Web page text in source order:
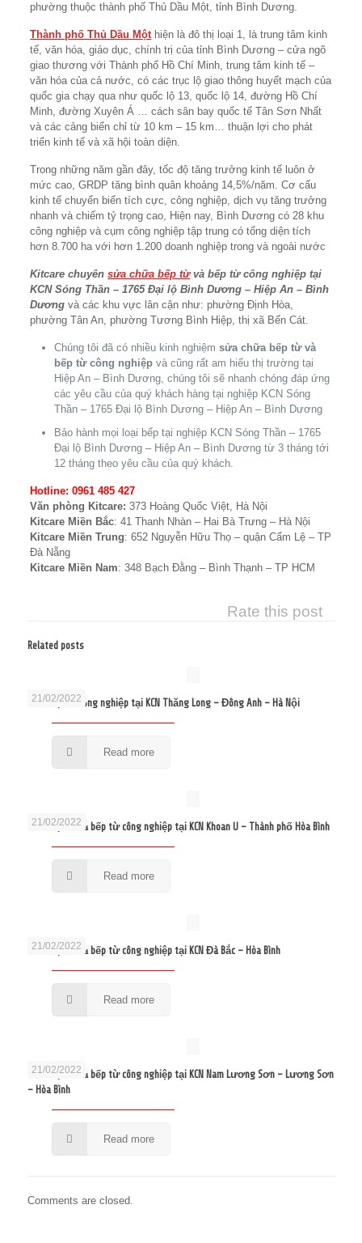
phường thuộc thành phố Thủ Dầu Một, tỉnh Bình Dương.
Thành phố Thủ Dầu Mộthiện là đô thị loại 1, là trung tâm kinh
tế, văn hóa, giáo dục, chính trị của tỉnh Bình Dương – cửa ngõ
giao thương với Thành phố Hồ Chí Minh, trung tâm kinh tế –
văn hóa của cả nước, có các trục lộ giao thông huyết mạch của
quốc gia chạy qua như quốc lộ 13, quốc lộ 14, đường Hồ Chí
Minh, đường Xuyên Á … cách sân bay quốc tế Tân Sơn Nhất
và các cảng biển chỉ từ 10 km – 15 km… thuận lợi cho phát
triển kinh tế và xã hội toàn diện.
Trong những năm gần đây, tốc độ tăng trưởng kinh tế luôn ở
mức cao, GRDP tăng bình quân khoảng 14,5%/năm. Cơ cấu
kinh tế chuyển biến tích cực, công nghiệp, dịch vụ tăng trưởng
nhanh và chiếm tỷ trọng cao, Hiện nay, Bình Dương có 28 khu
công nghiệp và cụm công nghiệp tập trung có tổng diện tích
hơn 8.700 ha với hơn 1.200 doanh nghiệp trong và ngoài nước
Kitcare chuyênsửa chữa bếp từvà bếp từ công nghiệp tại
KCN Sóng Thần – 1765 Đại lộ Bình Dương – Hiệp An – Bình
Dương và các khu vực lân cận như: phường Định Hòa,
phường Tân An, phường Tương Bình Hiệp, thị xã Bến Cát.
Chúng tôi đã có nhiều kinh nghiệmsửa chữa bếp từ và
bếp từ công nghiệp và cũng rất am hiểu thị trường tại
Hiệp An – Bình Dương, chúng tôi sẽ nhanh chóng đáp ứng
các yêu cầu của quý khách hàng tại nghiệp KCN Sóng
Thần – 1765 Đại lộ Bình Dương – Hiệp An – Bình Dương
Bảo hành mọi loại bếp tại nghiệp KCN Sóng Thần – 1765
Đại lộ Bình Dương – Hiệp An – Bình Dương từ 3 tháng tới
12 tháng theo yêu cầu của quý khách.
Hotline: 0961 485 427
Văn phòng Kitcare: 373 Hoàng Quốc Việt, Hà Nội
Kitcare Miền Bắc: 41 Thanh Nhàn – Hai Bà Trưng – Hà Nội
Kitcare Miền Trung: 652 Nguyễn Hữu Thọ – quận Cẩm Lệ – TP
Đà Nẵng
Kitcare Miền Nam: 348 Bạch Đằng – Bình Thạnh – TP HCM
Rate this post
Related posts
21/02/2022
Sửa bếp từ công nghiệp tại KCN Thăng Long – Đông Anh – Hà Nội
Read more
21/02/2022
Sửa bếp từ và bếp từ công nghiệp tại KCN Khoan U – Thành phố Hòa Bình
Read more
21/02/2022
Sửa bếp từ và bếp từ công nghiệp tại KCN Đà Bắc – Hòa Bình
Read more
21/02/2022
Sửa bếp từ và bếp từ công nghiệp tại KCN Nam Lương Sơn – Lương Sơn
– Hòa Bình
Read more
Comments are closed.